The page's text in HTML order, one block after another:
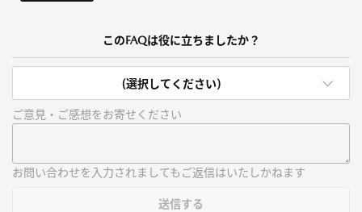
このFAQは役に立ちましたか？
(選択してください)
ご意見・ご感想をお寄せください
お問い合わせを入力されましてもご返信はいたしかねます
送信する